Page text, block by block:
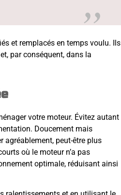
et remplacés en temps voulu. Ils
par conséquent, dans la
votre moteur. Évitez autant
Doucement mais
agréablement, peut-être plus
où le moteur n’a pas
optimale, réduisant ainsi